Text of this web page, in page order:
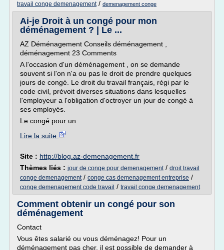
travail conge demenagement/ demenagement conge
Ai-je Droit à un congé pour mon
déménagement ? | Le ...
AZ Déménagement Conseils déménagement ,
déménagement 23 Comments
A l'occasion d'un déménagement , on se demande
souvent si l'on n'a ou pas le droit de prendre quelques
jours de congé. Le droit du travail français, régi par le
code civil, prévoit diverses situations dans lesquelles
l'employeur a l'obligation d'octroyer un jour de congé à
ses employés.
Le congé pour un...
Lire la suite
Site : http://blog.az-demenagement.fr
Thèmes liés : jour de conge pour demenagement/ droit travail
conge demenagement/ conge cas demenagement entreprise /
conge demenagement code travail / travail conge demenagement
Comment obtenir un congé pour son
déménagement
Contact
Vous êtes salarié ou vous déménagez! Pour un
déménagement pas cher, il est possible de demander à